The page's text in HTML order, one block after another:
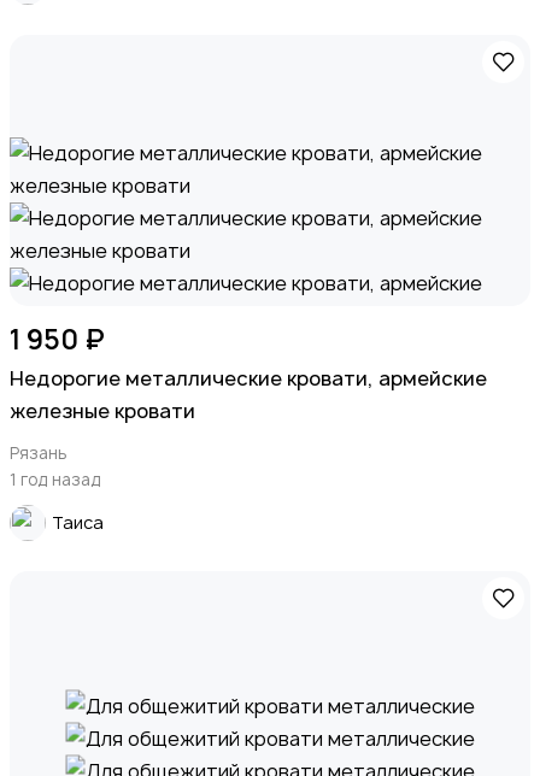
1 950 ₽
Недорогие металлические кровати, армейские
железные кровати
Рязань
1 год назад
Таиса